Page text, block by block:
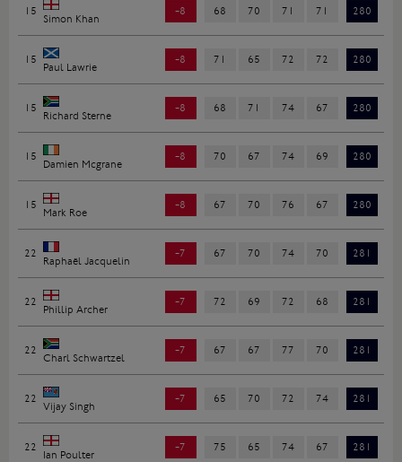
15
Simon Khan
-8 68 70 71 71 280
15
Paul Lawrie
-8 71 65 72 72 280
15
Richard Sterne
-8 68 71 74 67 280
15
Damien Mcgrane
-8 70 67 74 69 280
15
Mark Roe
-8 67 70 76 67 280
22
Raphaël Jacquelin
-7 67 70 74 70 281
22
Phillip Archer
-7 72 69 72 68 281
22
Charl Schwartzel
-7 67 67 77 70 281
22
Vijay Singh
-7 65 70 72 74 281
22
Ian Poulter
-7 75 65 74 67 281